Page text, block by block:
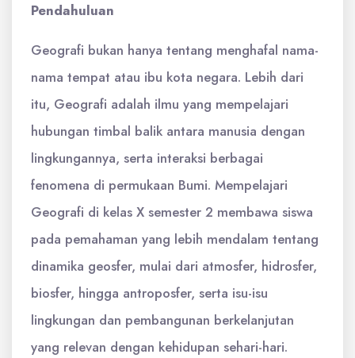
Pendahuluan
Geografi bukan hanya tentang menghafal nama-
nama tempat atau ibu kota negara. Lebih dari
itu, Geografi adalah ilmu yang mempelajari
hubungan timbal balik antara manusia dengan
lingkungannya, serta interaksi berbagai
fenomena di permukaan Bumi. Mempelajari
Geografi di kelas X semester 2 membawa siswa
pada pemahaman yang lebih mendalam tentang
dinamika geosfer, mulai dari atmosfer, hidrosfer,
biosfer, hingga antroposfer, serta isu-isu
lingkungan dan pembangunan berkelanjutan
yang relevan dengan kehidupan sehari-hari.